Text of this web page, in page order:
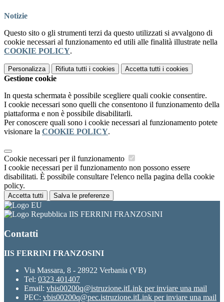
Notizie
Questo sito o gli strumenti terzi da questo utilizzati si avvalgono di
cookie necessari al funzionamento ed utili alle finalità illustrate nella
COOKIE POLICY.
Personalizza Rifiuta tutti i cookies Accetta tutti i cookies
Gestione cookie
In questa schermata è possibile scegliere quali cookie consentire.
I cookie necessari sono quelli che consentono il funzionamento della
piattaforma e non è possibile disabilitarli.
Per conoscere quali sono i cookie necessari al funzionamento potete
visionare la COOKIE POLICY.
Cookie necessari per il funzionamento
I cookie necessari per il funzionamento non possono essere
disabilitati. È possibile consultare l'elenco nella pagina della cookie
policy.
Accetta tutti Salva le preferenze
IIS FERRINI FRANZOSINI
Contatti
IIS FERRINI FRANZOSINI
Via Massara, 8 - 28922 Verbania (VB)
Tel: 0323 401407
Email: vbis00200q@istruzione.itLink per inviare una mail
PEC: vbis00200q@pec.istruzione.itLink per inviare una mail